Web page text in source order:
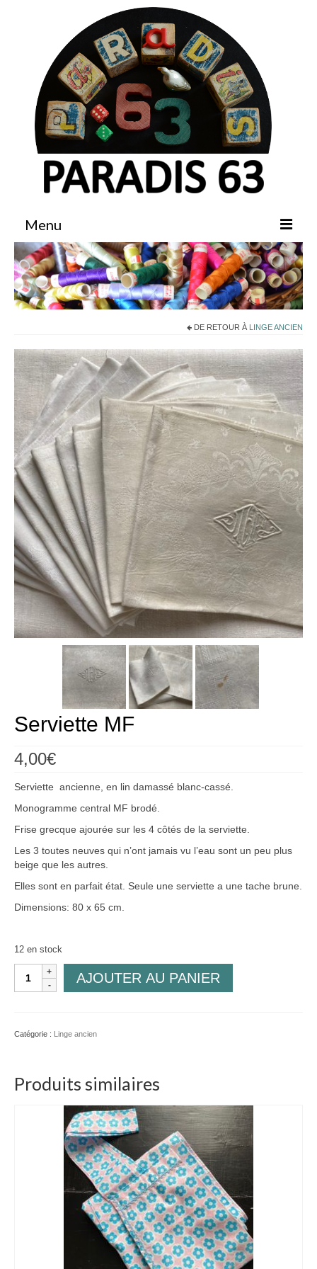
Menu
Accueil
Boutique
Déco
Mobilier
Vaisselle ancienne
Jouets anciens
Tissus
Patchwork
Mercerie
Dressing
Linge ancien
Ephemera
Créations
Soldes
À propos
Blog
Galerie
DE RETOUR À LINGE ANCIEN
Serviette MF
4,00€
Serviette ancienne, en lin damassé blanc-cassé.
Monogramme central MF brodé.
Frise grecque ajourée sur les 4 côtés de la serviette.
Les 3 toutes neuves qui n’ont jamais vu l’eau sont un peu plus
beige que les autres.
Elles sont en parfait état. Seule une serviette a une tache brune.
Dimensions: 80 x 65 cm.
12 en stock
quantité
AJOUTER AU PANIER
Catégorie : Linge ancien
Produits similaires